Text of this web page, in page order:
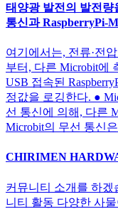
태양광 발전의 발전량
통신과 RaspberryPi-
여기에서는, 전류·전
부터, 다른 Microbit에
USB 접속된
정값을 로깅한다. ●
선 통신에 의해, 다른
Microbit의 무선 통신
CHIRIMEN
커뮤니티 소개를 하겠
니티 활동 다양한 사